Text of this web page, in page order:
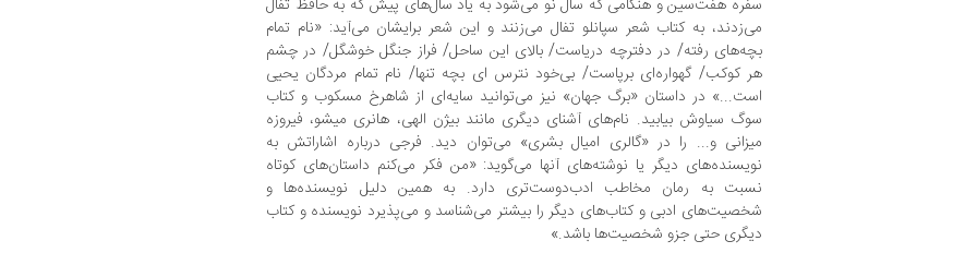
سفره هفت‌سین و هنگامی که سال نو می‌شود به یاد سال‌های پیش که به حافظ تفال
می‌زدند، به کتاب شعر سپانلو تفال می‌زنند و این شعر برایشان می‌آید: «نام تمام
بچه‌های رفته/ در دفترچه دریاست/ بالای این ساحل/ فراز جنگل خوشگل/ در چشم
هر کوکب/ گهواره‌ای برپاست/ بی‌خود نترس ‌ای بچه تنها/ نام تمام مردگان یحیی
است...» در داستان «برگ جهان» نیز می‌توانید سایه‌ای از شاهرخ مسکوب و کتاب
سوگ سیاوش بیابید. نام‌های آشنای دیگری مانند بیژن الهی، هانری میشو، فیروزه
میزانی و... را در «گالری امیال بشری» می‌توان دید. فرجی درباره اشاراتش به
نویسنده‌های دیگر یا نوشته‌های آنها می‌گوید: «من فکر می‌کنم داستان‌های کوتاه
نسبت به رمان مخاطب ادب‌دوست‌تری دارد. به همین دلیل نویسنده‌ها و
شخصیت‌های ادبی و کتاب‌های دیگر را بیشتر می‌شناسد و می‌پذیرد نویسنده و کتاب
دیگری حتی جزو شخصیت‌ها باشد.»